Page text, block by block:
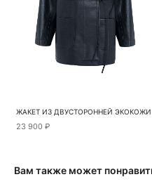
ЖАКЕТ ИЗ ДВУСТОРОННЕЙ ЭКОКОЖИ
23 900 ₽
Вам также может